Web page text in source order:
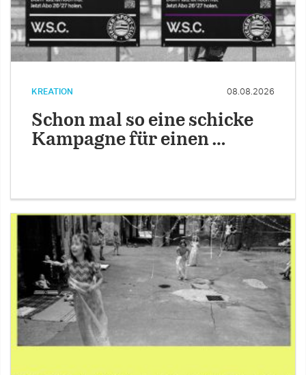
KREATION 08.08.2026
Schon mal so eine schicke
Kampagne für einen …